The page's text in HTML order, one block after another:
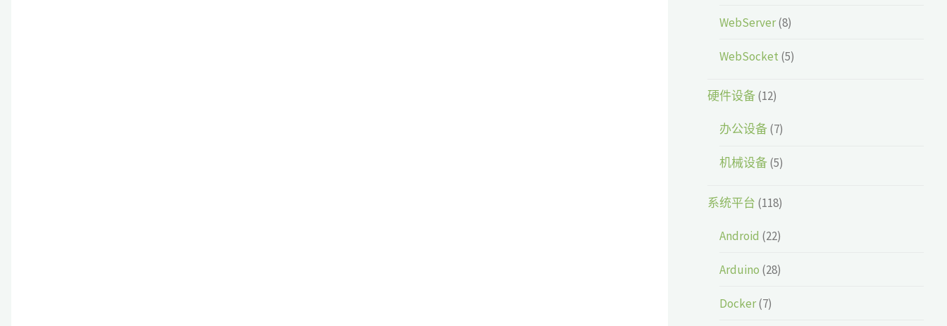
WebServer(8)
WebSocket (5)
硬件设备 (12)
办公设备 (7)
机械设备 (5)
系统平台 (118)
Android (22)
Arduino (28)
Docker(7)